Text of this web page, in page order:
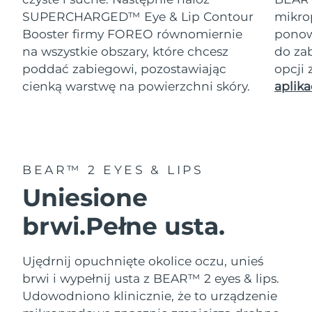
SUPERCHARGED™ Eye & Lip Contour
Booster firmy FOREO równomiernie
na wszystkie obszary, które chcesz
poddać zabiegowi, pozostawiając
cienką warstwę na powierzchni skóry.
do
opcji
BEAR™ 2 EYES & LIPS
Uniesione
brwi.Pełne usta.
Ujędrnij opuchnięte okolice oczu, unieś
brwi i wypełnij usta z BEAR™ 2 eyes & lips.
Udowodniono klinicznie, że to urządzenie
Słowenia
Oczekiwany czas dostawy
08/08/2026
Republika
Południowej Afryki
Oczekiwany czas dostawy
16/08/2026
Hiszpania
Szwecja
08/08/2026
Tajwan
Oczekiwany czas dostawy
13/08/2026